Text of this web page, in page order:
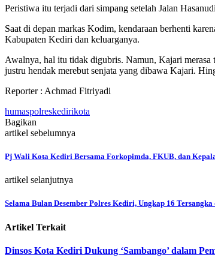
Peristiwa itu terjadi dari simpang setelah Jalan
Saat di depan markas Kodim, kendaraan berhenti
Kabupaten Kediri dan keluarganya.
Awalnya, hal itu tidak digubris. Namun, Kajari merasa
justru hendak merebut senjata yang dibawa Kajari.
Reporter : Achmad Fitriyadi
humaspolreskedirikota
Bagikan
artikel sebelumnya
Pj Wali Kota Kediri Bersama Forkopimda, FKUB, dan
artikel selanjutnya
Selama Bulan Desember Polres Kediri, Ungkap 16
Artikel Terkait
Dinsos Kota Kediri Dukung ‘Sambango’ dalam